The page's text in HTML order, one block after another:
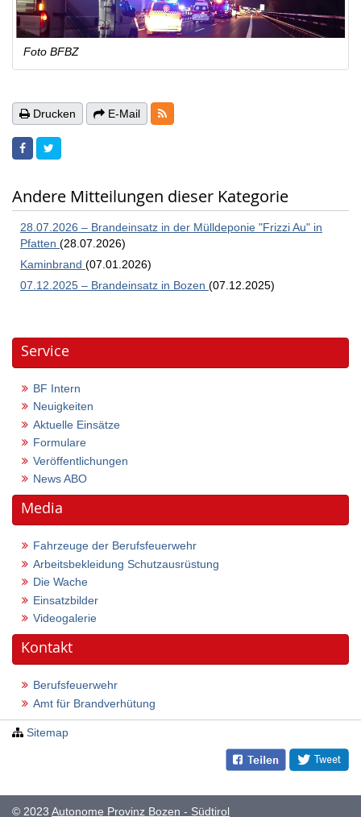
Foto BFBZ
Drucken E-Mail RSS-Feeds
Andere Mitteilungen dieser Kategorie
28.07.2026 – Brandeinsatz in der Mülldeponie "Frizzi Au" in
Pfatten (28.07.2026)
Kaminbrand (07.01.2026)
07.12.2025 – Brandeinsatz in Bozen (07.12.2025)
Service
BF Intern
Neuigkeiten
Aktuelle Einsätze
Formulare
Veröffentlichungen
News ABO
Media
Fahrzeuge der Berufsfeuerwehr
Arbeitsbekleidung Schutzausrüstung
Die Wache
Einsatzbilder
Videogalerie
Kontakt
Berufsfeuerwehr
Amt für Brandverhütung
Sitemap
© 2023 Autonome Provinz Bozen - Südtirol